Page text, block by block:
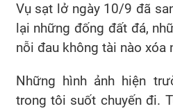
Vụ sạt lở ngày 10/9 đã
lại những đống đất đá,
nỗi đau không tài nào xóa
Những hình ảnh hiện
trong tôi suốt chuyến đi.